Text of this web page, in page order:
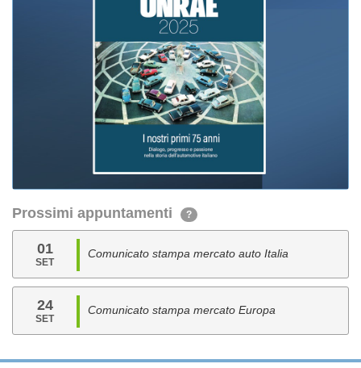
Prossimi appuntamenti ?
01
SET
Comunicato stampa mercato auto Italia
24
SET
Comunicato stampa mercato Europa